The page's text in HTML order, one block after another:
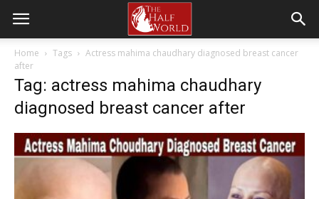
Home Tags
Actress mahima chaudhary diagnosed breast cancer
after
Tag: actress mahima chaudhary
diagnosed breast cancer after